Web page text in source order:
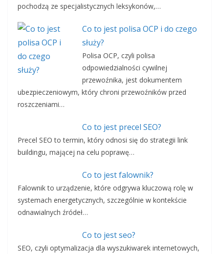
pochodzą ze specjalistycznych leksykonów,…
Co to jest polisa OCP i do czego
służy?
Polisa OCP, czyli polisa
odpowiedzialności cywilnej
przewoźnika, jest dokumentem
ubezpieczeniowym, który chroni przewoźników przed
roszczeniami…
Co to jest precel SEO?
Precel SEO to termin, który odnosi się do strategii link
buildingu, mającej na celu poprawę…
Co to jest falownik?
Falownik to urządzenie, które odgrywa kluczową rolę w
systemach energetycznych, szczególnie w kontekście
odnawialnych źródeł…
Co to jest seo?
SEO, czyli optymalizacja dla wyszukiwarek internetowych,